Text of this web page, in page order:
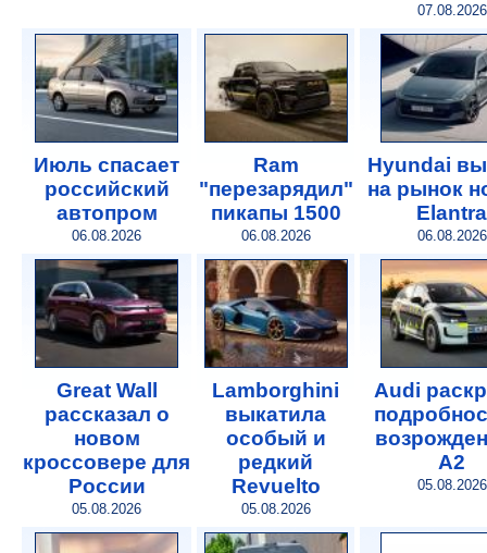
07.08.2026
Июль спасает
российский
автопром
06.08.2026
Ram
"перезарядил"
пикапы 1500
06.08.2026
Hyundai
на рынок
Elantra
06.08.2026
Great Wall
рассказал о
новом
кроссовере для
России
05.08.2026
Lamborghini
выкатила
особый и
редкий
Revuelto
05.08.2026
Audi
A2
05.08.2026